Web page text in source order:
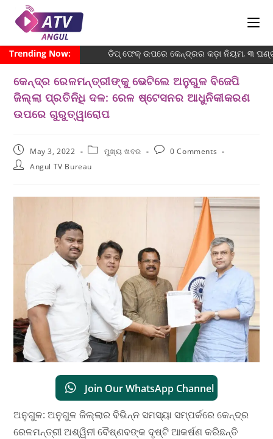
Trending Now: ଡିପ୍ ଫେକ୍ ଉପରେ କେନ୍ଦ୍ରର କଡ଼ା ନିୟମ, ୩
କେନ୍ଦ୍ର ରେଳମନ୍ତ୍ରୀଙ୍କୁ ଭେଟିଲେ ଅନୁଗୁଳ ବିଜେପି
ଜିଲ୍ଲା ପ୍ରତିନିଧି ଦଳ: ରେଳ ଷ୍ଟେସନର ଆଧୁନିକୀକରଣ
ଉପରେ ଗୁରୁତ୍ୱାରୋପ
May 3, 2022 ମୁଖ୍ୟ ଖବର
0 Comments
Angul TV Bureau
Join Our WhatsApp Channel
ଅନୁଗୁଳ: ଅନୁଗୁଳ ଜିଲ୍ଲାର ବିଭିନ୍ନ ସମସ୍ୟା ସମ୍ପର୍କରେ କେନ୍ଦ୍ର
ରେଳମନ୍ତ୍ରୀ ଅଶ୍ୱିନୀ ବୈଷ୍ଣବଙ୍କ ଦୃଷ୍ଟି ଆକର୍ଷଣ କରିଛନ୍ତି